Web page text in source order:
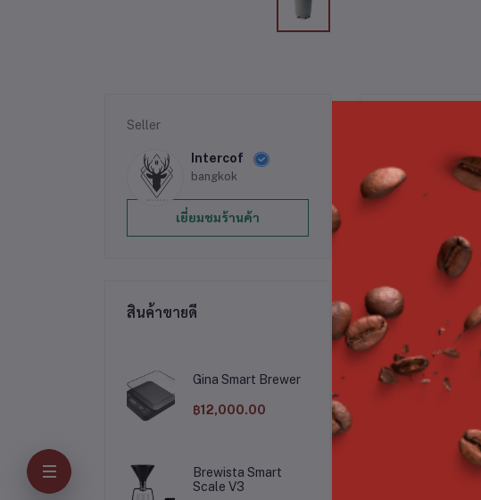
Seller
Intercof
bangkok
เยี่ยมชมร้านค้า
สินค้าขายดี
Gina Smart Brewer
฿12,000.00
Brewista Smart
Scale V3
Specifications
Color grey
Capacity
Material
*หมายเหตุ ราค